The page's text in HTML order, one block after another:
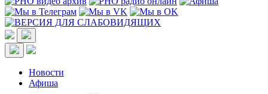
Новости
Афиша